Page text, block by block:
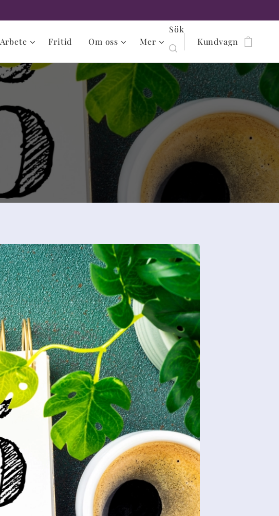
Arbete Fritid Om oss Mer
Sök
Kundvagn